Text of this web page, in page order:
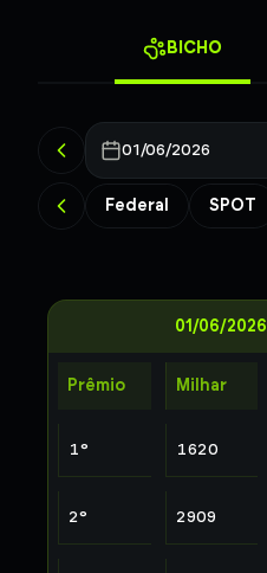
BICHO
01/06/2026
Federal SPOT
01/06/2026
Prêmio Milhar
1° 1620
2° 2909